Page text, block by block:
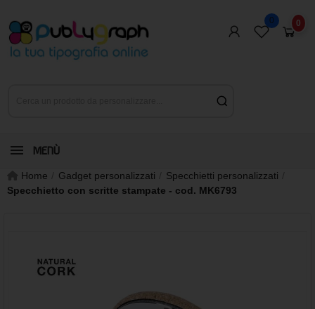
0 0
MENÙ
Home Gadget personalizzati
Specchietti personalizzati
Specchietto con scritte stampate - cod. MK6793